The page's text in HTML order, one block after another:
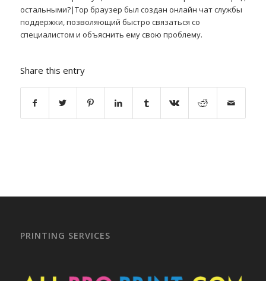
остальными?|Тор браузер был создан онлайн чат службы
поддержки, позволяющий быстро связаться со
специалистом и объяснить ему свою проблему.
Share this entry
PRINTING SERVICES